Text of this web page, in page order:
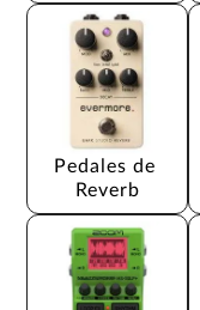
Pedales de
Reverb